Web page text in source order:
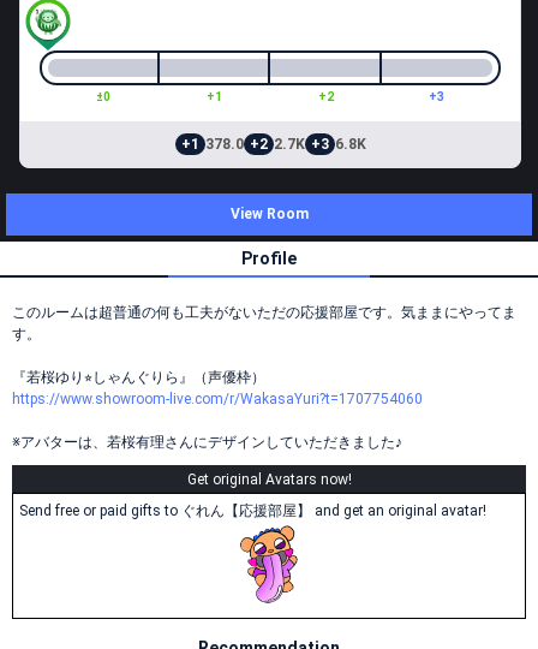
±0 +1 +2 +3
+1 378.0 +2 2.7K +3 6.8K
View Room
Profile
このルームは超普通の何も工夫がないただの応援部屋です。気ままにやってま
す。
『若桜ゆり⭐︎しゃんぐりら』（声優枠）
https://www.showroom-live.com/r/WakasaYuri?t=1707754060
※アバターは、若桜有理さんにデザインしていただきました♪
Get original Avatars now!
Send free or paid gifts to ぐれん【応援部屋】 and get an original avatar!